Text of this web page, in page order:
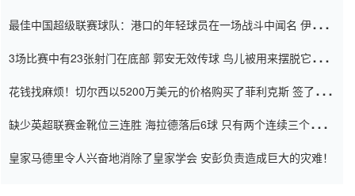
最佳中国超级联赛球队：港口的年轻球员在一场战斗中闻名 伊万放
3场比赛中有23张射门在底部 郭安无效传球 鸟儿被用来摆脱它
花钱找麻烦！切尔西以5200万美元的价格购买了菲利克斯 签了7年
缺少英超联赛金靴位三连胜 海拉德落后6球 只有两个连续三个连续
皇家马德里令人兴奋地消除了皇家学会 安彭负责造成巨大的灾难！